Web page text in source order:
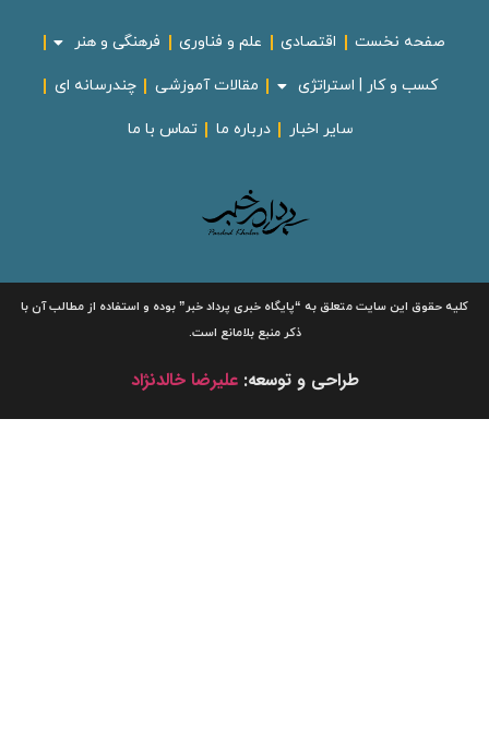
صفحه نخست اقتصادی علم و فناوری فرهنگی و هنر
کسب و کار | استراتژی مقالات آموزشی چندرسانه ای
سایر اخبار درباره ما تماس با ما
کلیه حقوق این سایت متعلق به“پایگاه خبریپرداد خبر”بوده و استفاده از مطالب آن با
ذکر منبع بلامانع است.
طراحی و توسعه:علیرضا خالدنژاد